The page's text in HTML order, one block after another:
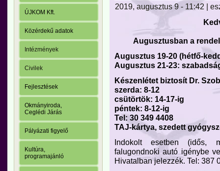
ÚJKOM Kft.
Közérdekű adatok
Intézmények
Civilek
Fejlesztések
Okmányiroda,
Ceglédi Járás
Pályázati figyelő
Kultúra,
programajánló
2019, augusztus 9 - 11:42 |
Augusztusban a
Augusztus 19-20 (hétfő-
Augusztus 21-23:
Készenlétet biztosít Dr.
szerda: 8-12
csütörtök: 14-17-ig
péntek: 8-12-ig
Tel: 30 349 4408
TAJ-kártya, szedett
Indokolt esetben (idős,
falugondnoki autó igénybe
Hivatalban jelezzék. Tel: 387